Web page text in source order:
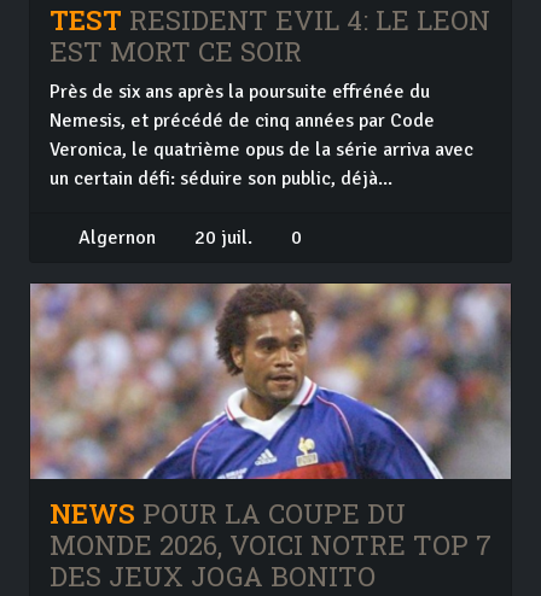
TEST RESIDENT EVIL 4: LE LEON
EST MORT CE SOIR
Près de six ans après la poursuite effrénée du
Nemesis, et précédé de cinq années par Code
Veronica, le quatrième opus de la série arriva avec
un certain défi: séduire son public, déjà...
Algernon 20 juil. 0
NEWS POUR LA COUPE DU
MONDE 2026, VOICI NOTRE TOP 7
DES JEUX JOGA BONITO